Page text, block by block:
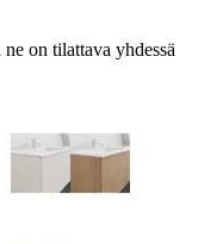
on tilattava yhdessä